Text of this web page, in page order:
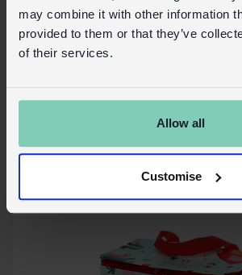
may combine it with other information
provided to them or that they’ve
of their services.
Allow all
Customise
Isolierte Snacktasche - Baby